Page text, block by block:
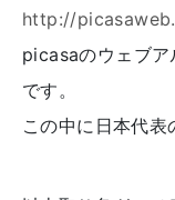
http://
picasaのウェブア
です。
この中に日本代表